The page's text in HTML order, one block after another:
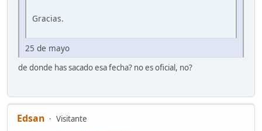
Gracias.
25 de mayo
de donde has sacado esa fecha? no es oficial, no?
Edsan
Visitante